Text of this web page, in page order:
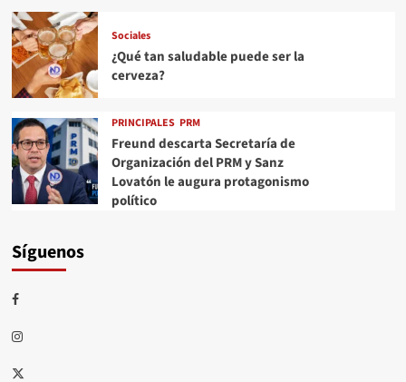
Sociales
¿Qué tan saludable puede ser la
cerveza?
PRINCIPALES PRM
Freund descarta Secretaría de
Organización del PRM y Sanz
Lovatón le augura protagonismo
político
Síguenos